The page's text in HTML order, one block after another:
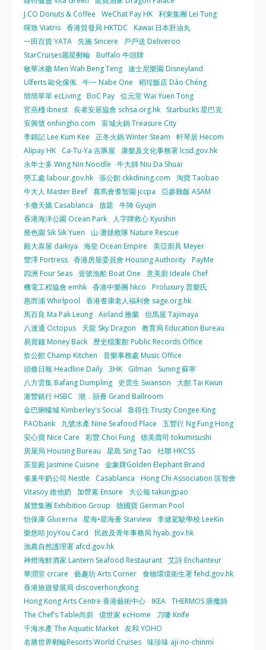
J.CO Donuts & Coffee
WeChat Pay HK 利東集團 Lei Tung
暉致 Viatris 香港貿發局 HKTDC
Kawai 日本肝油丸
一田百貨 YATA 先施 Sincere
戶戶送 Deliveroo
StarCruises麗星郵輪 Buffalo 牛頭牌
敏華冰廳 Men Wah Beng Teng 迪士尼樂園 Disneyland
Ulferts 歐化傢俬 牛一 Nabe One
稻埕飯店 Dào Chéng
簡簡單單 ecLiving BoC Pay 位元堂 Wai Yuen Tong
官燕棧 ibnest 長者安居協會 schsa.org.hk
Starbucks 星巴克
安興號 onhingho.com
富城火鍋 Treasure City
李錦記 Lee Kum Kee
正冬火鍋 Winter Steam
軒琴居 Hecom
Alipay HK
Ca-Tu-Ya 吉豚屋
康樂及文化事務署 lcsd.gov.hk
永年士多 Wing Nin Noodle
牛大帥 Niu Da Shuai
勞工處 labour.gov.hk 張公館 ckkdining.com
淘寶 Taobao
牛大人 Master Beef 賽馬會耆智園 jccpa
亞參雞飯 ASAM
卡撒天嬌 Casablanca
放題
牛陣 Gyujin
香港海洋公園 Ocean Park
人字牌救心 Kyushin
嗇色園 Sik Sik Yuen
山‧灘拯救隊 Nature Rescue
殿大喜屋 daikiya
海皇 Ocean Empire
美亞廚具 Meyer
豐澤 Fortress 香港房屋委員會 Housing Authority PayMe
四洲 Four Seas 壹號漁船 Boat One
意美廚 Ideale Chef
機電工程協會 emhk 香港中樂團 hkco
Proluxury 普樂氏
惠而浦 Whirlpool
香港耆康老人福利會 sage.org.hk
馬百良 Ma Pak Leung Airland 雅蘭 但馬屋 Tajimaya
八達通 Octopus
天龍 Sky Dragon
教育局 Education Bureau
易賞錢 Money Back
歷史檔案館 Public Records Office
炊公館 Champ Kitchen
音樂事務處 Music Office
頭條日報 Headline Daily 3HK Gilman
Suning 蘇寧
八方雲集 Bafang Dumpling
史雲生 Swanson
大館 Tai Kwun
滙豐銀行 HSBC
潮．囍薈 Grand Ballroom
金巴脷蠔城 Kimberley's Social
靠得住 Trusty Congee King
PAObank
九號水產 Nine Seafood Place
五豐行 Ng Fung Hong
安心寶 Nice Care
彩豐 Choi Fung 德美壽司 tokumisushi
房屋局 Housing Bureau
星島 Sing Tao
社聯 HKCSS
茶皇殿 Jasmine Cuisine
金象牌Golden Elephant Brand
雀巢牛奶公司 Nestle
Casablanca
Hong Chi Association 匡智會
Vitasoy 維他奶
加營素 Ensure
大公報 takungpao
展覽集團 Exhibition Group
德國寶 German Pool
怡保康 Glucerna
星海•星海薈 Starview 李健駕駛學校 LeeKin
樂悠咭 JoyYou Card
民政及青年事務局 hyab.gov.hk
漁農自然護理署 afcd.gov.hk
神燈海鮮酒家 Lantern Seafood Restaurant 艾詩 Enchanteur
華潤堂 crcare
藝趣坊 Arts Corner 食物環境衛生署 fehd.gov.hk
香港旅遊發展局 discoverhongkong
Hong Kong Arts Centre 香港藝術中心 IKEA THERMOS 膳魔師
The Chef’s Table尚廚 億世家 ecHome
刀嘜 Knife
千海水產 The Aquatic Market 友和 YOHO
名勝世界郵輪Resorts World Cruises 味珍味 aji-no-chinmi